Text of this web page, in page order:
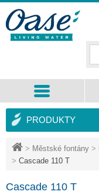
> Městské fontány >
> Cascade 110 T
Cascade 110 T
PRODUKTY